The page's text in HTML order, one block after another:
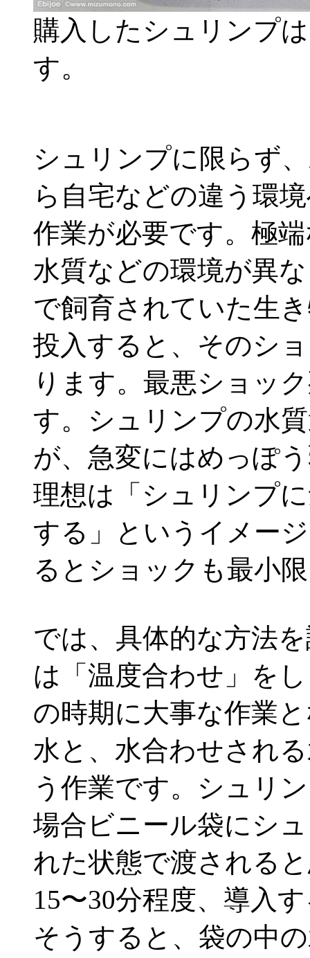
購入したシュリンプ
す。
シュリンプに限らず
ら自宅などの違う環
作業が必要です。極
水質などの環境が異
で飼育されていた生
投入すると、そのシ
ります。最悪ショッ
す。シュリンプの水
が、急変にはめっぽ
理想は「シュリンプ
する」というイメー
るとショックも最小
では、具体的な方法
は「温度合わせ」を
の時期に大事な作業
水と、水合わせされ
う作業です。シュリ
場合ビニール袋にシ
れた状態で渡される
15〜30分程度、導入
そうすると、袋の中